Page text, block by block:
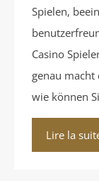
Spielen,
Casino
genau macht
wie können
Lire la